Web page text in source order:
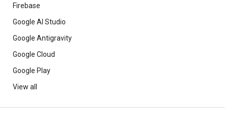
Firebase
Google AI Studio
Google Antigravity
Google Cloud
Google Play
View all